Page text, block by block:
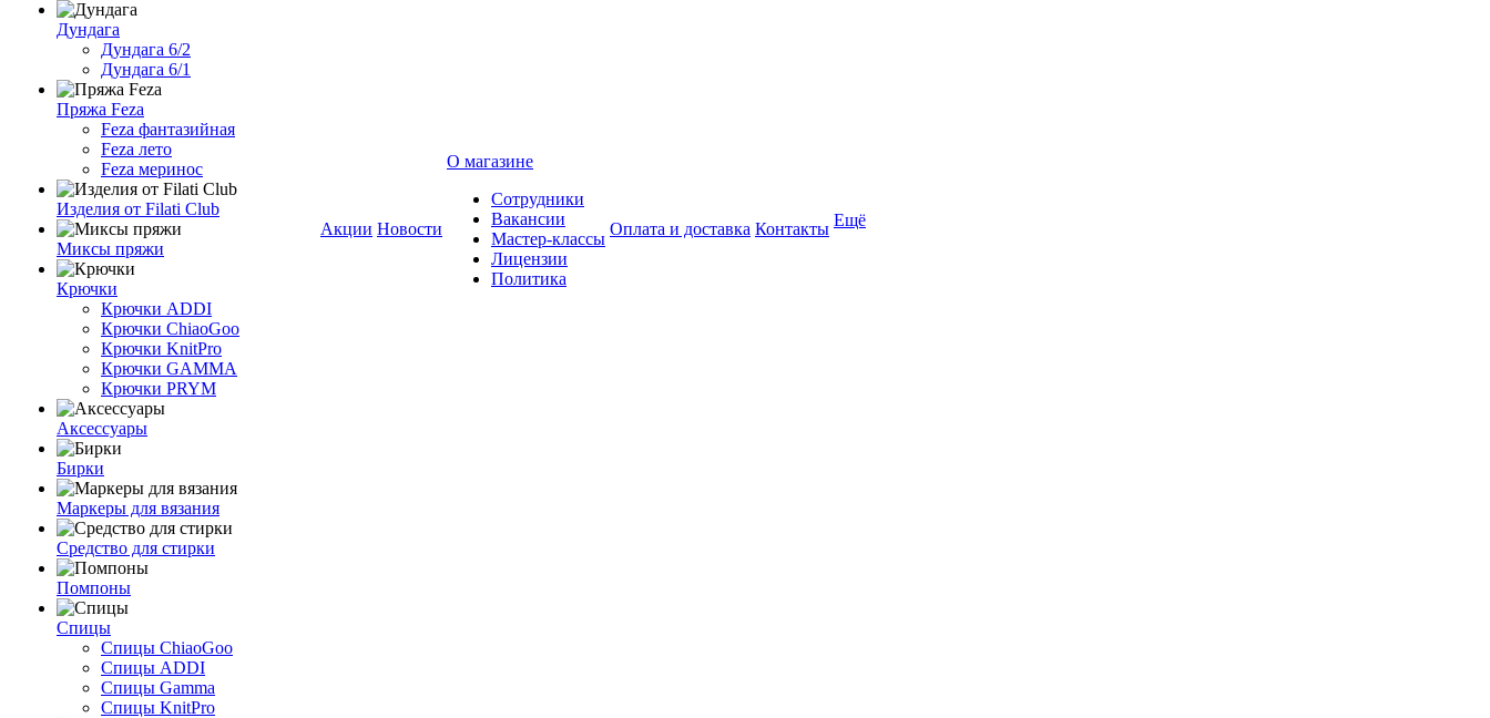
Дундага
Дундага 6/2
Дундага 6/1
Пряжа Feza
Feza фантазийная
Feza лето
Feza меринос
Изделия от Filati Club
Миксы пряжи
Крючки
Крючки ADDI
Крючки ChiaoGoo
Крючки KnitPro
Крючки GAMMA
Крючки PRYM
Аксессуары
Бирки
Маркеры для вязания
Средство для стирки
Помпоны
Спицы
Спицы ChiaoGoo
Спицы ADDI
Спицы Gamma
Спицы KnitPro
Акции Новости
О магазине
Сотрудники
Вакансии
Мастер-классы
Лицензии
Политика
Оплата и доставка Контакты Ещё